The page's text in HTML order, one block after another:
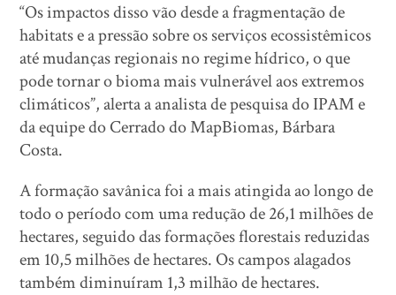
“Os impactos disso vão desde a fragmentação de
habitats e a pressão sobre os serviços ecossistêmicos
até mudanças regionais no regime hídrico, o que
pode tornar o bioma mais vulnerável aos extremos
climáticos”, alerta a analista de pesquisa do IPAM e
da equipe do Cerrado do MapBiomas, Bárbara
Costa.
A formação savânica foi a mais atingida ao longo de
todo o período com uma redução de 26,1 milhões de
hectares, seguido das formações florestais reduzidas
em 10,5 milhões de hectares. Os campos alagados
também diminuíram 1,3 milhão de hectares.